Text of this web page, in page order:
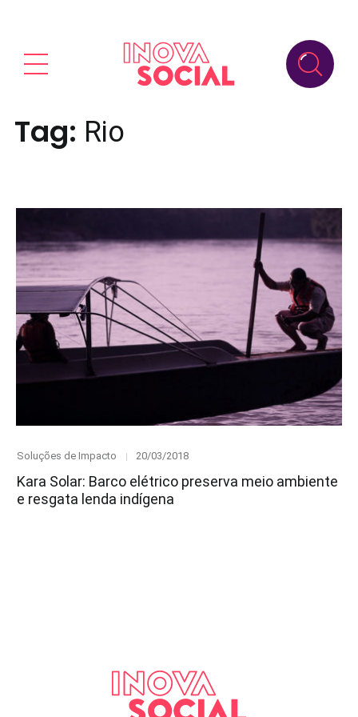
Tag: Rio
Category
Soluções de Impacto
Posted
20/03/2018
Kara Solar: Barco elétrico preserva meio ambiente
e resgata lenda indígena